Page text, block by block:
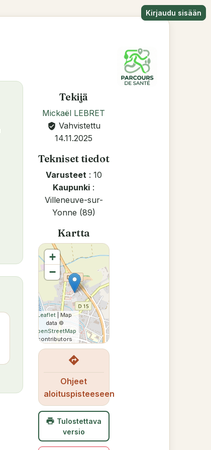
Kirjaudu sisään
Tekijä
Mickaël LEBRET
verified_user Vahvistettu
14.11.2025
Tekniset tiedot
Varusteet: 10
Kaupunki :
Villeneuve-sur-
Yonne (89)
Kartta
+
−
Leaflet | Map
data ©
OpenStreetMap
contributors
directions
Ohjeet
aloituspisteeseen
print Tulostettava
versio